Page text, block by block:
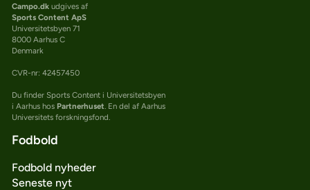
Campo.dkudgives af
Sports Content ApS
Universitetsbyen 71
8000 Aarhus C
Denmark
CVR-nr: 42457450
Du finder Sports Content i Universitetsbyen
i Aarhus hos Partnerhuset . En del af Aarhus
Universitets forskningsfond.
Fodbold
Fodbold nyheder
Seneste nyt